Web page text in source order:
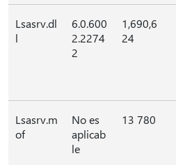
Lsasrv.dl
l
6.0.600
2.2274
2
1,690,6
24
Lsasrv.m
of
No es
aplicab
le
13 780